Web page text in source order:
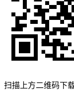
扫描上方二维码下